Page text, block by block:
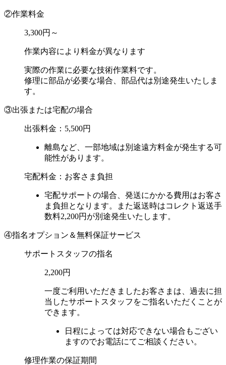
②作業料金
3,300円～
作業内容により料金が異なります
実際の作業に必要な技術作業料です。
修理に部品が必要な場合、部品代は別途発生いたしま
す。
③出張または宅配の場合
出張料金： 5,500円
離島など、一部地域は別途遠方料金が発生する可
能性があります。
宅配料金：お客さま負担
宅配サポートの場合、発送にかかる費用はお客さ
ま負担となります。また返送時はコレクト返送手
数料2,200円が別途発生いたします。
④指名オプション＆無料保証サービス
サポートスタッフの指名
2,200円
一度ご利用いただきましたお客さまは、過去に担
当したサポートスタッフをご指名いただくことが
できます。
日程によっては対応できない場合もござい
ますのでお電話にてご相談ください。
修理作業の保証期間